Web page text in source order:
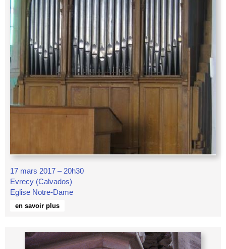
17 mars 2017 – 20h30
Evrecy (Calvados)
Eglise Notre-Dame
en savoir plus